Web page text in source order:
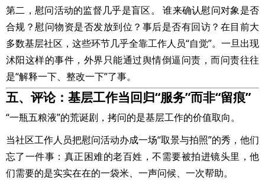
第二，慰问活动的监督几乎是盲区。 谁来确认慰问对象是否
合规？慰问物资是否发放到位？事后是否有回访？在目前大
多数基层社区，这些环节几乎全靠工作人员“自觉”。一旦出现
沭阳这样的事件，外界只能通过舆情倒逼问责，而问责往往
是“解释一下、整改一下”了事。
五、评论：基层工作当回归“服务”而非“留痕”
“一瓶五粮液”的荒诞剧，拷问的是基层工作的价值取向。
当社区工作人员把慰问活动办成一场“取景与拍照”的秀，他们
忘了一件事：真正困难的老百姓，不需要被拍进镜头里，他
们需要的是实实在在的一袋米、一声问候、一次帮助。